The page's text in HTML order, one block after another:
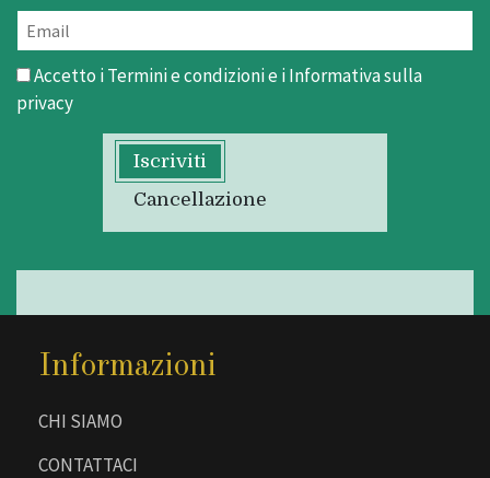
Accetto iTermini e condizionie iInformativa sulla
privacy
Iscriviti
Cancellazione
Informazioni
CHI SIAMO
CONTATTACI